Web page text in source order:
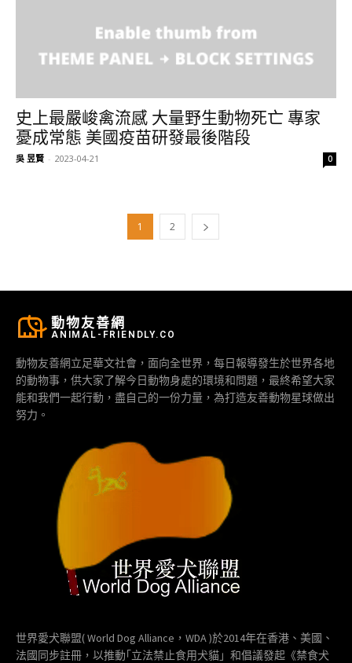
史上最嚴峻禽流感 大量野生動物死亡 專家
憂成常態 美國疫苗研發最後階段
吳 昱賢 - 2023-04-21 0
1 2
動物友善網
ANIMAL-FRIENDLY.CO
動物友善網立足華文社會，面向全世界，每日報導發生於世界各地
的動物事，供大家了解今日動物身處的環境和問題，最終希望大家
能和我們一起行動，盡自己的一份力量，為打造友善動物星球做出
努力。
世界愛犬聯盟( World Dog Alliance，WDA )於2014年在香港、美國、
法國同步註冊，以推動｢立法禁止食用犬貓」和倡議發起《禁食犬